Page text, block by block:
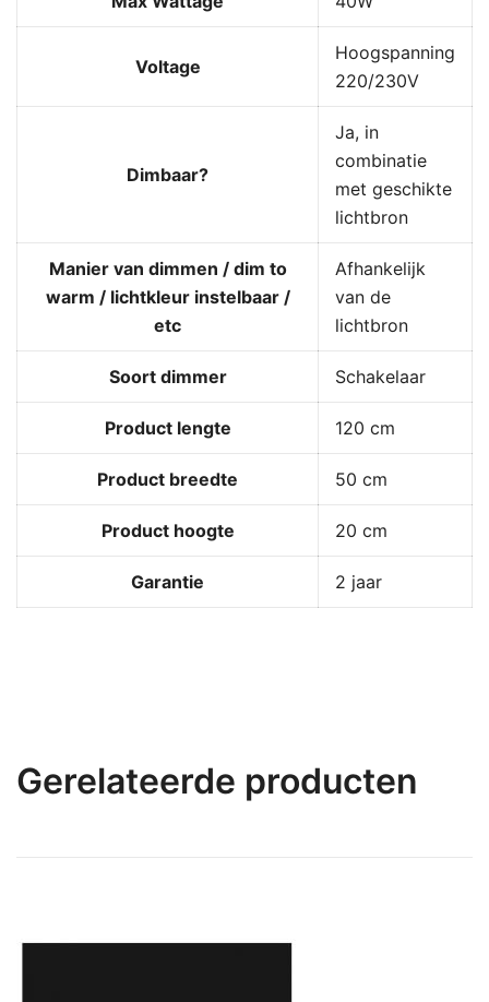
Voltage
Hoogspanning
220/230V
Dimbaar?
Ja, in
combinatie
met geschikte
lichtbron
Manier van dimmen / dim to
warm / lichtkleur instelbaar /
etc
Afhankelijk
van de
lichtbron
Soort dimmer Schakelaar
Product lengte 120 cm
Product breedte 50 cm
Product hoogte 20 cm
Garantie 2 jaar
Gerelateerde producten